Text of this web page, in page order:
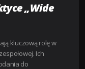
„Wide
kluczową rolę w
Ich
do